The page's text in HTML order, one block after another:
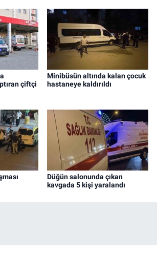
çiftçi
Minibüsün altında kalan çocuk
hastaneye kaldırıldı
Düğün salonunda çıkan
kavgada 5 kişi yaralandı